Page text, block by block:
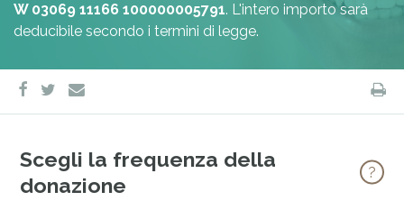
W 03069 11166 100000005791. L'intero importo sarà
deducibile secondo i termini di legge.
facebook
twitter
e-
mail
Scegli la frequenza della
donazione
info